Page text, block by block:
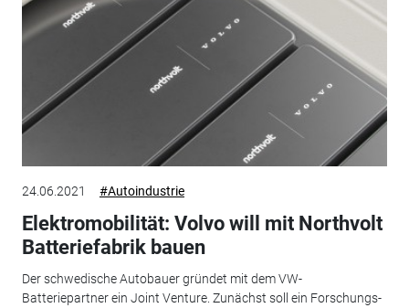
24.06.2021 #Autoindustrie
Elektromobilität: Volvo will mit Northvolt
Batteriefabrik bauen
Der schwedische Autobauer gründet mit dem VW-
Batteriepartner ein Joint Venture. Zunächst soll ein Forschungs-